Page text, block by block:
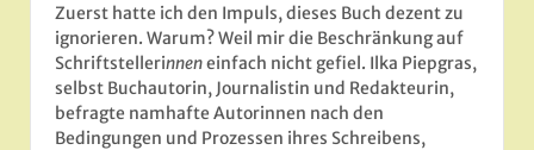
Zuerst hatte ich den Impuls, dieses Buch dezent zu
ignorieren. Warum? Weil mir die Beschränkung auf
Schriftstellerinneneinfach nicht gefiel. Ilka Piepgras,
selbst Buchautorin, Journalistin und Redakteurin,
befragte namhafte Autorinnen nach den
Bedingungen und Prozessen ihres Schreibens,